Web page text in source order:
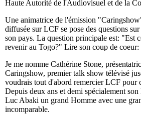
Haute Autorité de l'Audiovisuel et de la
Une animatrice de l'émission
diffusée sur LCF se pose des questions
son pays. La question principale est: "Est
revenir au Togo?" Lire son coup de coeur:
Je me nomme Cathérine Stone,
Caringshow, premier talk show télévisé
voudrais tout d'abord remercier LCF pour
Depuis deux ans et demi spécialement
Luc Abaki un grand Homme avec une
incomparable.